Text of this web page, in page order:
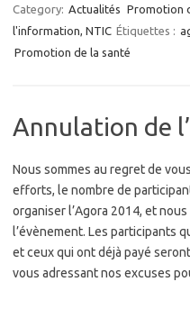
Category: Actualités Promotion
l'information, NTIC Étiquettes :
Promotion de la santé
Annulation de
Nous sommes au regret de
efforts, le nombre de
organiser l’Agora 2014, et
l’évènement. Les participants
et ceux qui ont déjà payé
vous adressant nos excuses